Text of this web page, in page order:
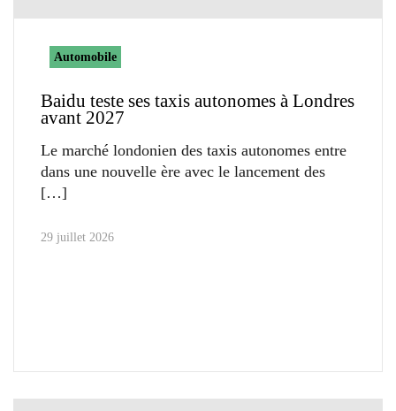
Automobile
Baidu teste ses taxis autonomes à Londres
avant 2027
Le marché londonien des taxis autonomes entre
dans une nouvelle ère avec le lancement des
29 juillet 2026